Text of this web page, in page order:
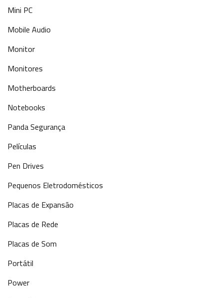
Mini PC
Mobile Audio
Monitor
Monitores
Motherboards
Notebooks
Panda Segurança
Películas
Pen Drives
Pequenos Eletrodomésticos
Placas de Expansão
Placas de Rede
Placas de Som
Portátil
Power